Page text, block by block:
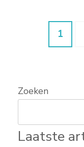
Berichten
1
Zoeken
Laatste